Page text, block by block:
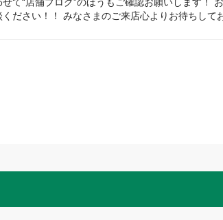
て“店舗ブログ”のほうもご確認お願いします！ お車のこ
ください！！ みなさまのご来店心よりお待ちして